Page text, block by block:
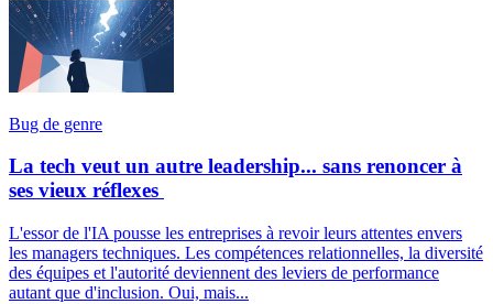
Bug de genre
La tech veut un autre leadership... sans renoncer à
ses vieux réflexes
L'essor de l'IA pousse les entreprises à revoir leurs attentes envers
les managers techniques. Les compétences relationnelles, la diversité
des équipes et l'autorité deviennent des leviers de performance
autant que d'inclusion. Oui, mais...